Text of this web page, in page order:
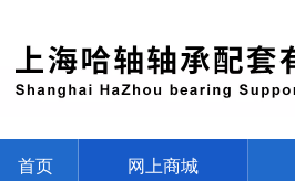
首页 网上商城